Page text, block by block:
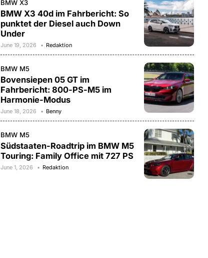
BMW X3
BMW X3 40d im Fahrbericht: So
punktet der Diesel auch Down
Under
June 19, 2026 Redaktion
BMW M5
Bovensiepen 05 GT im
Fahrbericht: 800-PS-M5 im
Harmonie-Modus
June 18, 2026 Benny
BMW M5
Südstaaten-Roadtrip im BMW M5
Touring: Family Office mit 727 PS
June 1, 2026 Redaktion